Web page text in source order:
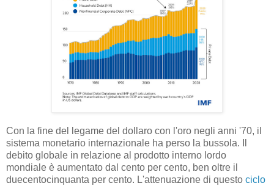
Con la fine del legame del dollaro con l'oro negli anni '70, il
sistema monetario internazionale ha perso la bussola. Il
debito globale in relazione al prodotto interno lordo
mondiale è aumentato dal cento per cento, ben oltre il
duecentocinquanta per cento. L'attenuazione di questo ciclo